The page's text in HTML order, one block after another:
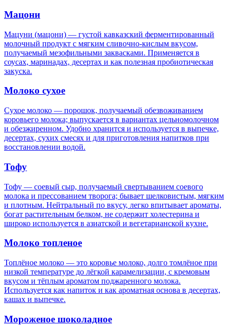
Мацони
Мацуни (мацони) — густой кавказский ферментированный
молочный продукт с мягким сливочно-кислым вкусом,
получаемый мезофильными заквасками. Применяется в
соусах, маринадах, десертах и как полезная пробиотическая
закуска.
Молоко сухое
Сухое молоко — порошок, получаемый обезвоживанием
коровьего молока; выпускается в вариантах цельномолочном
и обезжиренном. Удобно хранится и используется в выпечке,
десертах, сухих смесях и для приготовления напитков при
восстановлении водой.
Тофу
Тофу — соевый сыр, получаемый свертыванием соевого
молока и прессованием творога; бывает шелковистым, мягким
и плотным. Нейтральный по вкусу, легко впитывает ароматы,
богат растительным белком, не содержит холестерина и
широко используется в азиатской и вегетарианской кухне.
Молоко топленое
Топлёное молоко — это коровье молоко, долго томлёное при
низкой температуре до лёгкой карамелизации, с кремовым
вкусом и тёплым ароматом поджаренного молока.
Используется как напиток и как ароматная основа в десертах,
кашах и выпечке.
Мороженое шоколадное